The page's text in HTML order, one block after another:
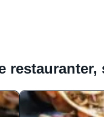
restauranter,